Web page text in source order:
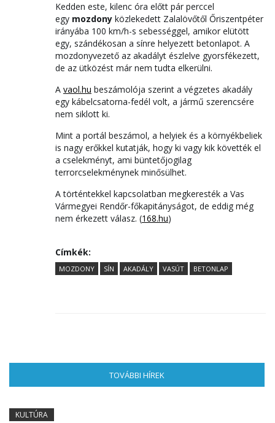
Kedden este, kilenc óra előtt pár perccel
egy mozdony közlekedett Zalalövőtől Őriszentpéter
irányába 100 km/h-s sebességgel, amikor elütött
egy, szándékosan a sínre helyezett betonlapot. A
mozdonyvezető az akadályt észlelve gyorsfékezett,
de az ütközést már nem tudta elkerülni.
A vaol.hu beszámolója szerint a végzetes akadály
egy kábelcsatorna-fedél volt, a jármű szerencsére
nem siklott ki.
Mint a portál beszámol, a helyiek és a környékbeliek
is nagy erőkkel kutatják, hogy ki vagy kik követték el
a cselekményt, ami büntetőjogilag
terrorcselekménynek minősülhet.
A történtekkel kapcsolatban megkeresték a Vas
Vármegyei Rendőr-főkapitányságot, de eddig még
nem érkezett válasz. (168.hu)
Címkék:
MOZDONY SÍN AKADÁLY VASÚT BETONLAP
TOVÁBBI HÍREK
KULTÚRA